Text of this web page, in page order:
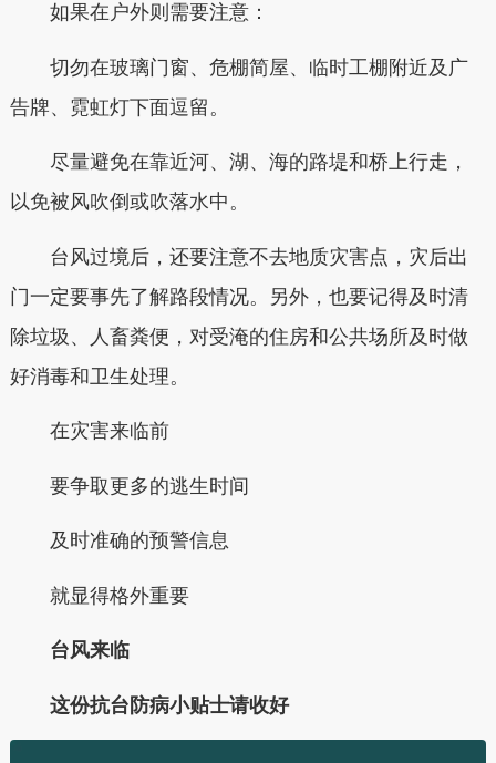
如果在户外则需要注意：
切勿在玻璃门窗、危棚简屋、临时工棚附近及广
告牌、霓虹灯下面逗留。
尽量避免在靠近河、湖、海的路堤和桥上行走，
以免被风吹倒或吹落水中。
台风过境后，还要注意不去地质灾害点，灾后出
门一定要事先了解路段情况。另外，也要记得及时清
除垃圾、人畜粪便，对受淹的住房和公共场所及时做
好消毒和卫生处理。
在灾害来临前
要争取更多的逃生时间
及时准确的预警信息
就显得格外重要
台风来临
这份抗台防病小贴士请收好